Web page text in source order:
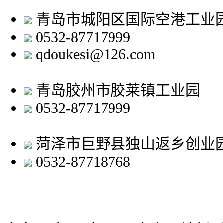
青岛市城阳区国际空港工业
0532-87717999
qdoukesi@126.com
青岛胶州市胶莱镇工业园
0532-87717999
菏泽市巨野县独山返乡创业
0532-87718768